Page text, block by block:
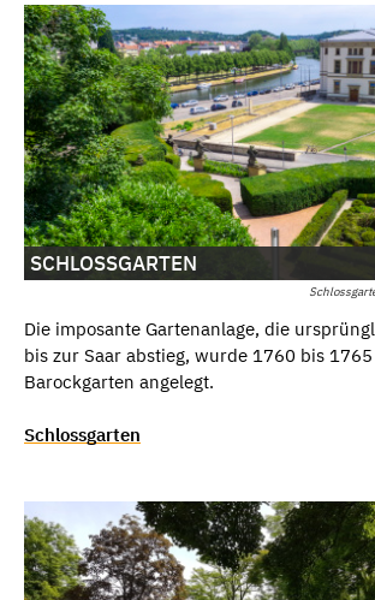
SCHLOSSGARTEN
Die imposante Gartenanlage, die
bis zur Saar abstieg, wurde 1760 bis
Barockgarten angelegt.
Schlossgarten